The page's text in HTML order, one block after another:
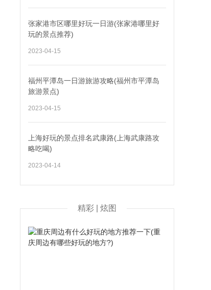
张家港市区哪里好玩一日游(张家港哪里好
玩的景点推荐)
2023-04-15
福州平潭岛一日游旅游攻略(福州市平潭岛
旅游景点)
2023-04-15
上海好玩的景点排名武康路(上海武康路攻
略吃喝)
2023-04-14
精彩 | 炫图